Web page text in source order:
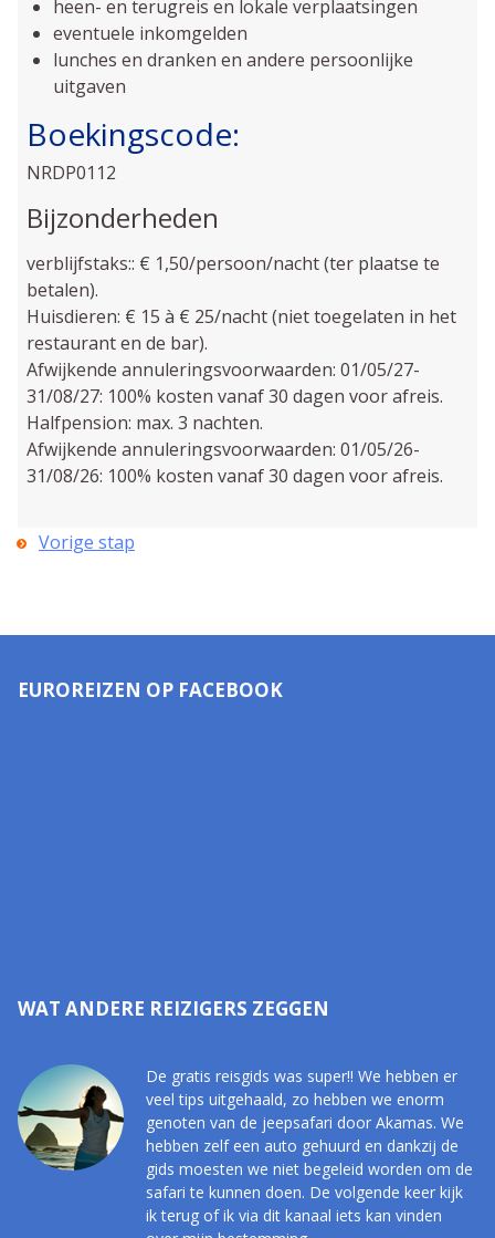
heen- en terugreis en lokale verplaatsingen
eventuele inkomgelden
lunches en dranken en andere persoonlijke
uitgaven
Boekingscode:
NRDP0112
Bijzonderheden
verblijfstaks:: € 1,50/persoon/nacht (ter plaatse te
betalen).
Huisdieren: € 15 à € 25/nacht (niet toegelaten in het
restaurant en de bar).
Afwijkende annuleringsvoorwaarden: 01/05/27-
31/08/27: 100% kosten vanaf 30 dagen voor afreis.
Halfpension: max. 3 nachten.
Afwijkende annuleringsvoorwaarden: 01/05/26-
31/08/26: 100% kosten vanaf 30 dagen voor afreis.
Vorige stap